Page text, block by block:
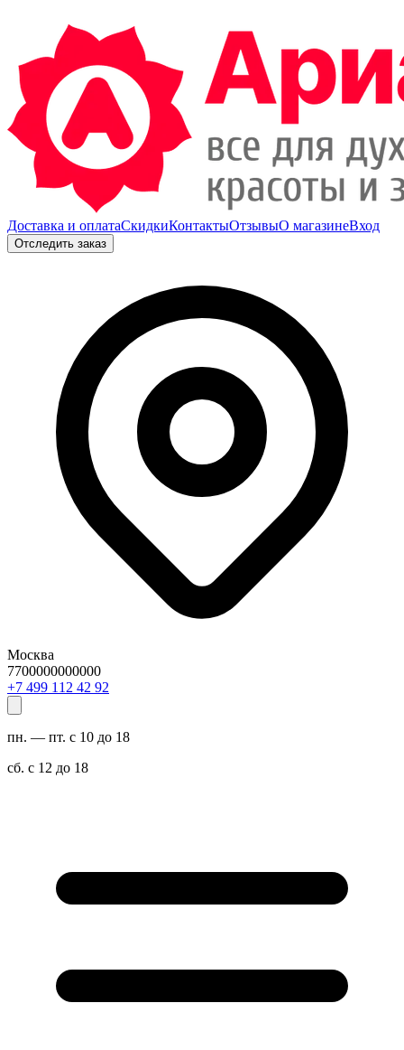
Доставка и оплатаСкидкиКонтактыОтзывыО магазинеВход
Отследить заказ
Москва
7700000000000
29 24 211 994 7+
пн. — пт. с 10 до 18
сб. с 12 до 18